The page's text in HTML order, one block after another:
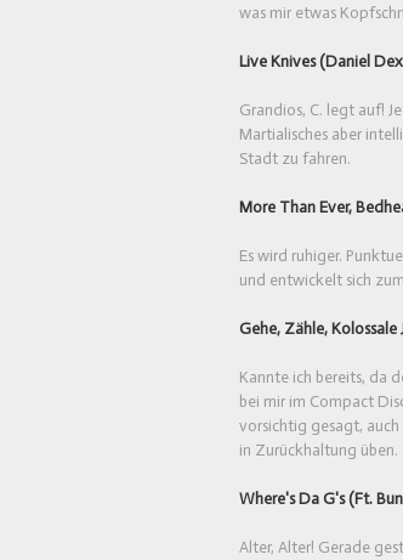
was mir etwas
Live Knives (Daniel
Grandios, C. legt auf!
Martialisches aber
Stadt zu fahren.
More Than Ever,
Es wird ruhiger.
und entwickelt sich
Gehe, Zähle, Kolossale
Kannte ich bereits, da
bei mir im Compact
vorsichtig gesagt, auch
in Zurückhaltung üben.
Where's Da G's (Ft.
Alter, Alter! Gerade